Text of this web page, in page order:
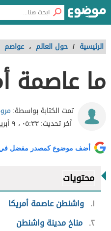
الرئيسية / حول العالم ، عواصم
ما عاصمة
تمت الكتابة بواسطة:
آخر تحديث:٠٥:٣٣ ، ٩ أبريل ٢٠١٨
أضف موضوع كمصدر مفضل
محتويات
١ واشنطن عاصمة أمريكا
٢ مناخ مدينة واشنطن